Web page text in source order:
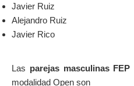
Javier Ruiz
Alejandro Ruiz
Javier Rico
Las parejas masculinas FEP
modalidad Open son